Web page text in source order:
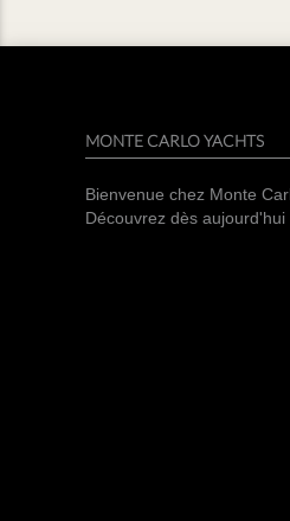
MONTE CARLO YACHTS
Bienvenue chez Monte
Découvrez dès aujourd'hui